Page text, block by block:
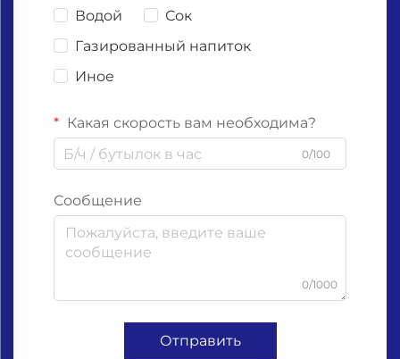
Водой
Сок
Газированный напиток
Иное
Какая скорость вам необходима?
0/100
Сообщение
0/1000
Отправить